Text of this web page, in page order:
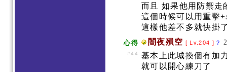
而且 如果他用防禦走
這個時候可以用重擊
這樣他差不多就快掛
心得 闇夜殞空 [ Lv.204 ]?
#44
基本上此城換個有加
就可以開心練刀了